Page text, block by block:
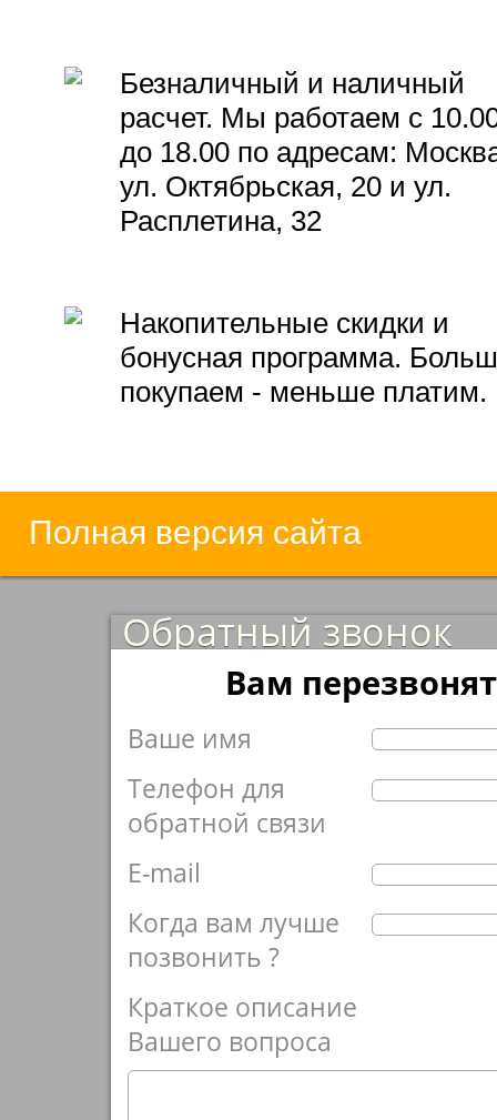
Безналичный и наличный
расчет. Мы работаем с
до 18.00 по адресам:
ул. Октябрьская, 20 и ул.
Расплетина, 32
Накопительные скидки и
бонусная программа.
покупаем - меньше платим.
Полная версия сайта
Обратный звонок
Вам перезвонят
Ваше имя
Телефон для
обратной связи
E-mail
Когда вам лучше
позвонить ?
Краткое описание
Вашего вопроса